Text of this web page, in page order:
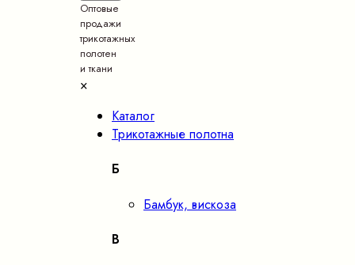
Оптовые
продажи
трикотажных
полотен
и ткани
×
Каталог
Трикотажные полотна
Б
Бамбук, вискоза
В